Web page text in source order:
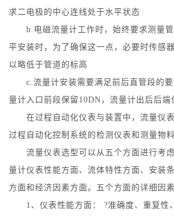
求二电极的中心连线处于水平状态
b.电磁流量计工作时，始终要求测量管
平安装时，为了确保这一点，必要时传感
以略低于管道的标高
c.流量计安装需要满足前后直管段的要
量计入口前段保留10DN，流量计出后后端
在过程自动化仪表与装置中，流量仪表
过程自动化控制系统的检测仪表和测量物
流量仪表选型可以从五个方面进行考虑
量计仪表性能方面、流体特性方面、安装
方面和经济因素方面。五个方面的详细因素
1、仪表性能方面： ?准确度、重复性